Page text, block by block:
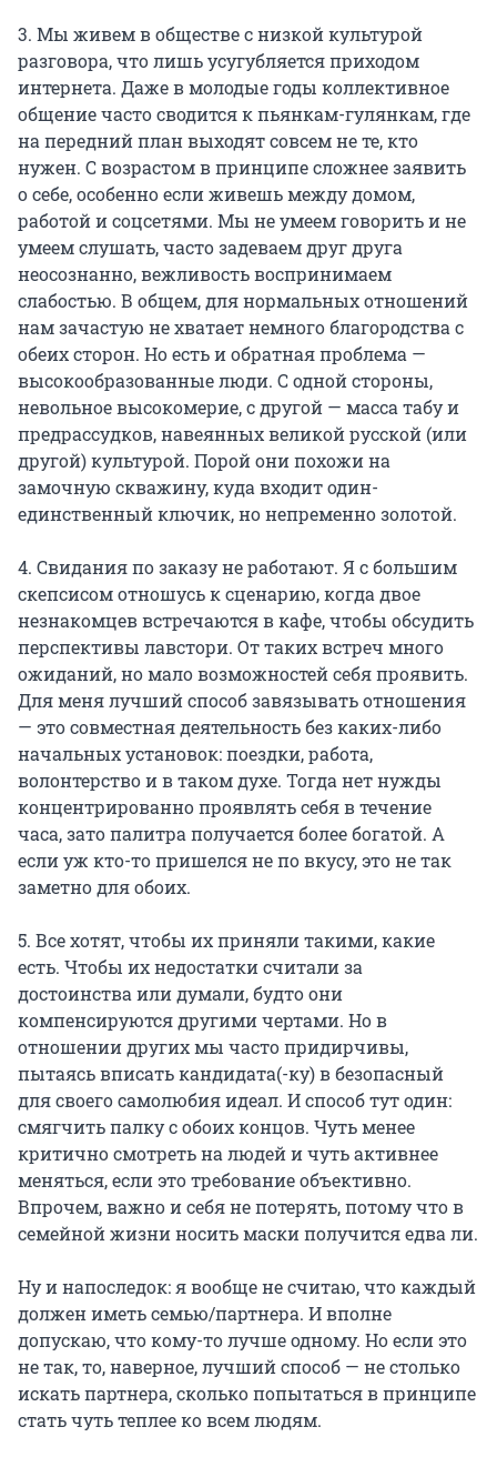
3. Мы живем в обществе с низкой культурой
разговора, что лишь усугубляется приходом
интернета. Даже в молодые годы коллективное
общение часто сводится к пьянкам-гулянкам, где
на передний план выходят совсем не те, кто
нужен. С возрастом в принципе сложнее заявить
о себе, особенно если живешь между домом,
работой и соцсетями. Мы не умеем говорить и не
умеем слушать, часто задеваем друг друга
неосознанно, вежливость воспринимаем
слабостью. В общем, для нормальных отношений
нам зачастую не хватает немного благородства с
обеих сторон. Но есть и обратная проблема —
высокообразованные люди. С одной стороны,
невольное высокомерие, с другой — масса табу и
предрассудков, навеянных великой русской (или
другой) культурой. Порой они похожи на
замочную скважину, куда входит один-
единственный ключик, но непременно золотой.
4. Свидания по заказу не работают. Я с большим
скепсисом отношусь к сценарию, когда двое
незнакомцев встречаются в кафе, чтобы обсудить
перспективы лавстори. От таких встреч много
ожиданий, но мало возможностей себя проявить.
Для меня лучший способ завязывать отношения
— это совместная деятельность без каких-либо
начальных установок: поездки, работа,
волонтерство и в таком духе. Тогда нет нужды
концентрированно проявлять себя в течение
часа, зато палитра получается более богатой. А
если уж кто-то пришелся не по вкусу, это не так
заметно для обоих.
5. Все хотят, чтобы их приняли такими, какие
есть. Чтобы их недостатки считали за
достоинства или думали, будто они
компенсируются другими чертами. Но в
отношении других мы часто придирчивы,
пытаясь вписать кандидата(-ку) в безопасный
для своего самолюбия идеал. И способ тут один:
смягчить палку с обоих концов. Чуть менее
критично смотреть на людей и чуть активнее
меняться, если это требование объективно.
Впрочем, важно и себя не потерять, потому что в
семейной жизни носить маски получится едва ли.
Ну и напоследок: я вообще не считаю, что каждый
должен иметь семью/партнера. И вполне
допускаю, что кому-то лучше одному. Но если это
не так, то, наверное, лучший способ — не столько
искать партнера, сколько попытаться в принципе
стать чуть теплее ко всем людям.